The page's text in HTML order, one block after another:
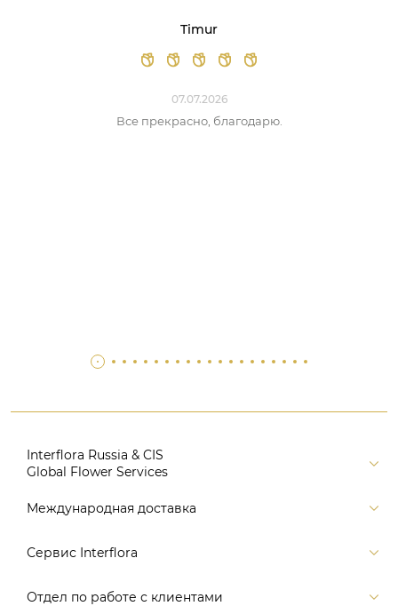
Timur
07.07.2026
Все прекрасно, благодарю.
Interflora Russia & CIS
Global Flower Services
Версия для печати
Поиск
Международная доставка
Россия
Европа
Сервис Interflora
Заказ и оплата
Отдел по работе с клиентами